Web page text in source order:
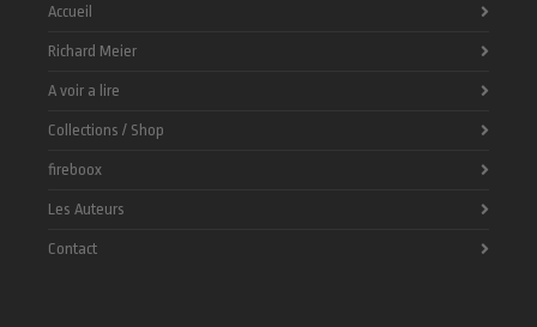
Accueil
Richard Meier
A voir a lire
Collections / Shop
fireboox
Les Auteurs
Contact